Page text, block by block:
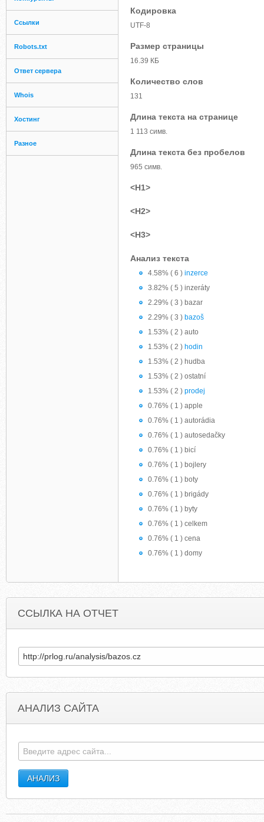
Ссылки
Robots.txt
Ответ сервера
Whois
Хостинг
Разное
Кодировка
UTF-8
Размер страницы
16.39 КБ
Количество слов
131
Длина текста на странице
1 113 симв.
Длина текста без пробелов
965 симв.
<H1>
<H2>
<H3>
Анализ текста
4.58% ( 6 ) inzerce
3.82% ( 5 ) inzeráty
2.29% ( 3 ) bazar
2.29% ( 3 ) bazoš
1.53% ( 2 ) auto
1.53% ( 2 ) hodin
1.53% ( 2 ) hudba
1.53% ( 2 ) ostatní
1.53% ( 2 ) prodej
0.76% ( 1 ) apple
0.76% ( 1 ) autorádia
0.76% ( 1 ) autosedačky
0.76% ( 1 ) bicí
0.76% ( 1 ) bojlery
0.76% ( 1 ) boty
0.76% ( 1 ) brigády
0.76% ( 1 ) byty
0.76% ( 1 ) celkem
0.76% ( 1 ) cena
0.76% ( 1 ) domy
ССЫЛКА НА ОТЧЕТ
АНАЛИЗ САЙТА